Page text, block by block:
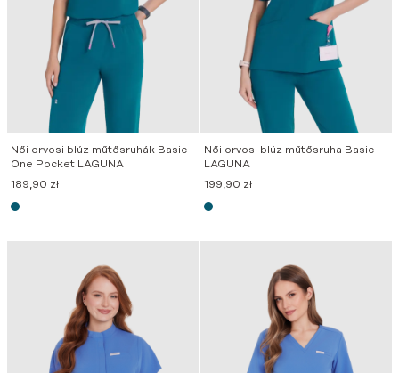
Női orvosi blúz műtősruhák Basic
One Pocket LAGUNA
189,90 zł
Női orvosi blúz műtősruha Basic
LAGUNA
199,90 zł